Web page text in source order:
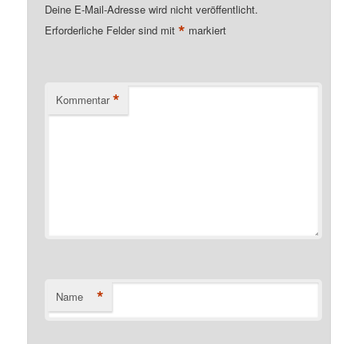
Deine E-Mail-Adresse wird nicht veröffentlicht.
Erforderliche Felder sind mit* markiert
Kommentar *
Name *